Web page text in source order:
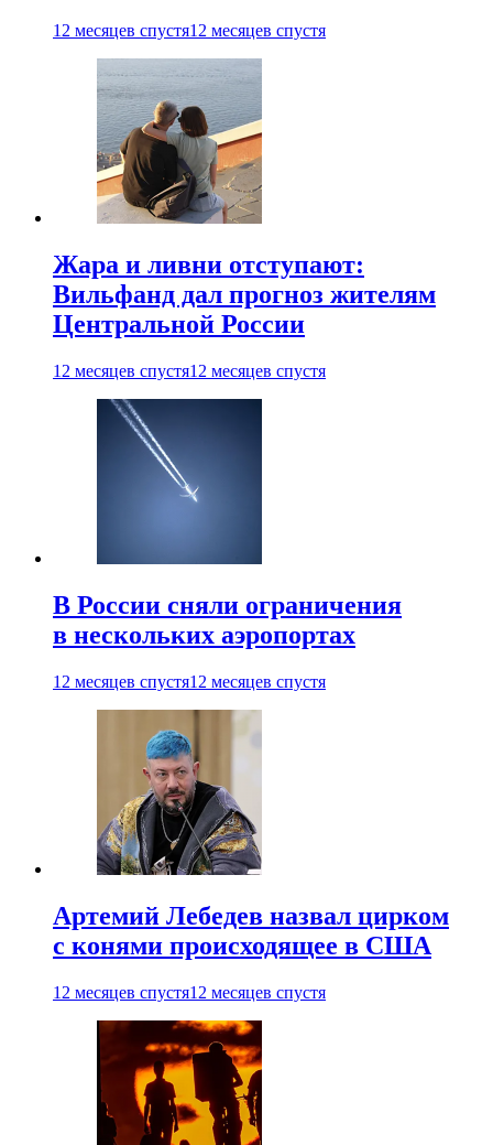
12 месяцев спустя12 месяцев спустя
Жара и ливни отступают:
Вильфанд дал прогноз жителям
Центральной России
12 месяцев спустя12 месяцев спустя
В России сняли ограничения
в нескольких аэропортах
12 месяцев спустя12 месяцев спустя
Артемий Лебедев назвал цирком
с конями происходящее в США
12 месяцев спустя12 месяцев спустя